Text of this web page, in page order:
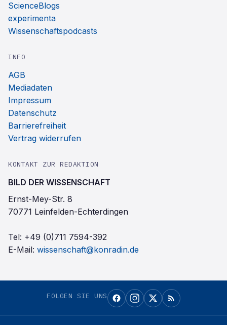
ScienceBlogs
experimenta
Wissenschaftspodcasts
INFO
AGB
Mediadaten
Impressum
Datenschutz
Barrierefreiheit
Vertrag widerrufen
KONTAKT ZUR REDAKTION
BILD DER WISSENSCHAFT
Ernst-Mey-Str. 8
70771 Leinfelden-Echterdingen
Tel: +49 (0)711 7594-392
E-Mail: wissenschaft@konradin.de
FOLGEN SIE UNS